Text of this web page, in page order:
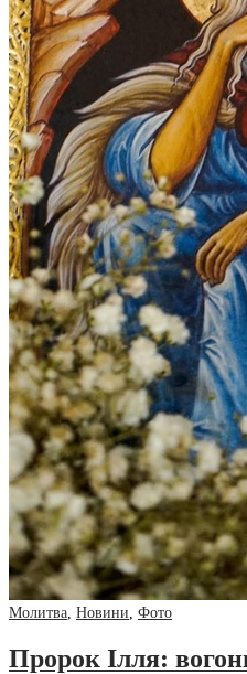
Молитва Новини Фото
Пророк Ілля: